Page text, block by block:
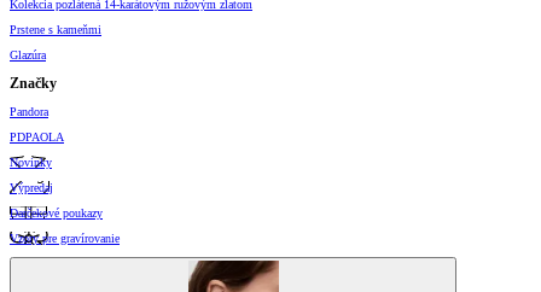
Kolekcia pozlátená 14-karátovým ružovým zlatom
Prstene s kameňmi
Glazúra
Značky
Pandora
PDPAOLA
Novinky
Výpredaj
Darčekové poukazy
Vzory pre gravírovanie